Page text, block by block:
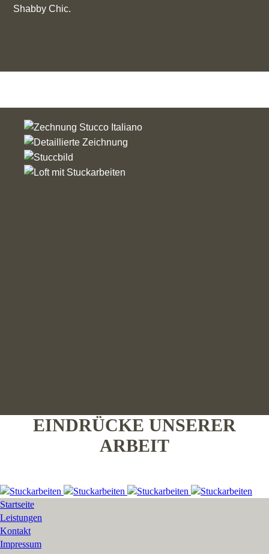
Shabby Chic.
EINDRÜCKE UNSERER
ARBEIT
Startseite
Leistungen
Kontakt
Impressum